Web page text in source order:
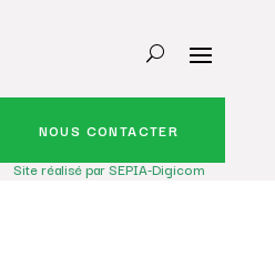
NOUS CONTACTER
Site réalisé par SEPIA-Digicom